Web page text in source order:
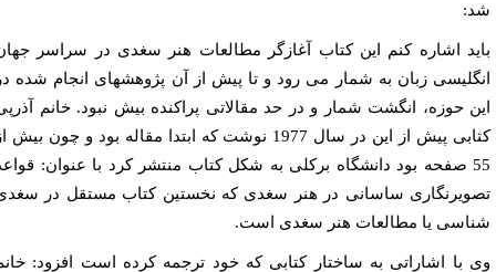
اشاره کنم این کتاب آغازگر مطالعات هنر سغدی در سراسر جهان
زبان به شمار می رود و تا پیش از آن پژوهشهای انجام شده در
حوزه، انگشت شمار و در حد مقالاتی پراکنده بیش نبود. خانم آذرپی
کتابی پیش از این در سال 1977 نوشت که ابتدا مقاله بود و چون بیش از
55 صفحه بود دانشگاه برکلی به شکل کتاب منتشر کرد با عنوان: قواعد
ساسانی در هنر سغدی که نخستین کتاب مستقل در سغدی
یا مطالعات هنر سغدی است.
با اشاراتی به ساختار کتابی که خود ترجمه کرده است افزود: خانم